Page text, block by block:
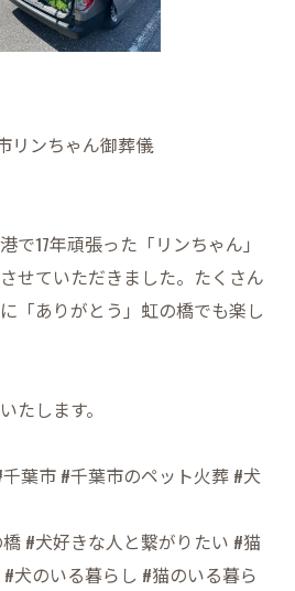
リンちゃん御葬儀
で17年頑張った「リンちゃん」
せていただきました。たくさん
「ありがとう」虹の橋でも楽し
たします。
葉市 #千葉市のペット火葬 #犬
#犬好きな人と繋がりたい #猫
犬のいる暮らし #猫のいる暮ら